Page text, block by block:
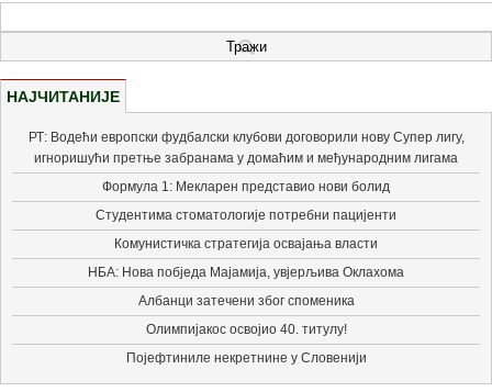
НАЈЧИТАНИЈЕ
РТ: Водећи европски фудбалски клубови договорили нову Супер лигу,
игноришући претње забранама у домаћим и међународним лигама
Формула 1: Мекларен представио нови болид
Студентима стоматологије потребни пацијенти
Комунистичка стратегија освајања власти
НБА: Нова побједа Мајамија, увјерљива Оклахома
Албанци затечени због споменика
Олимпијакос освојио 40. титулу!
Појефтиниле некретнине у Словенији